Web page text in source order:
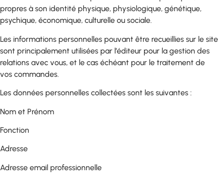
propres à son identité physique, physiologique, génétique,
psychique, économique, culturelle ou sociale.
Les informations personnelles pouvant être recueillies sur le site
sont principalement utilisées par l’éditeur pour la gestion des
relations avec vous, et le cas échéant pour le traitement de
vos commandes.
Les données personnelles collectées sont les suivantes :
Nom et Prénom
Fonction
Adresse
Adresse email professionnelle